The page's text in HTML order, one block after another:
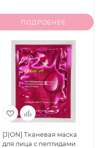
ПОДРОБНЕЕ
[J|ON] Тканевая маска
для лица с пептидами